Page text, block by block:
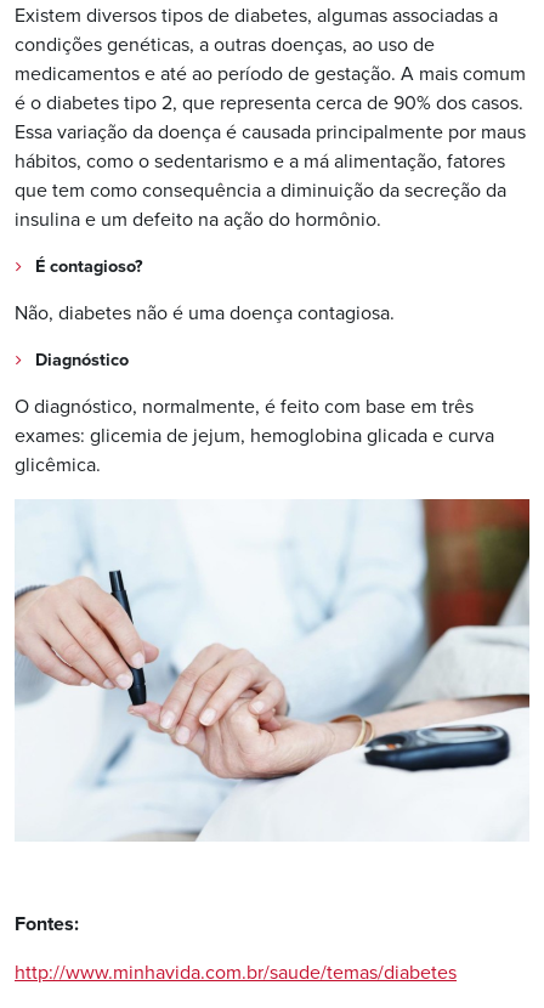
Existem diversos tipos de diabetes, algumas associadas a
condições genéticas, a outras doenças, ao uso de
medicamentos e até ao período de gestação. A mais comum
é o diabetes tipo 2, que representa cerca de 90% dos casos.
Essa variação da doença é causada principalmente por maus
hábitos, como o sedentarismo e a má alimentação, fatores
que tem como consequência a diminuição da secreção da
insulina e um defeito na ação do hormônio.
É contagioso?
Não, diabetes não é uma doença contagiosa.
Diagnóstico
O diagnóstico, normalmente, é feito com base em três
exames: glicemia de jejum, hemoglobina glicada e curva
glicêmica.
Fontes:
http://www.minhavida.com.br/saude/temas/diabetes